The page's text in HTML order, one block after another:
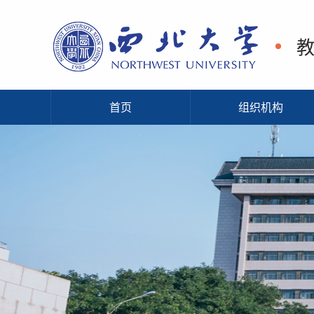
首页 组织机构